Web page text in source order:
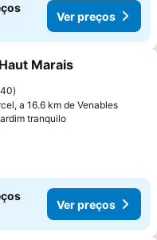
Ver preços
aos favoritos
Marais
a 16.6 km de Venables
tranquilo
Ver preços